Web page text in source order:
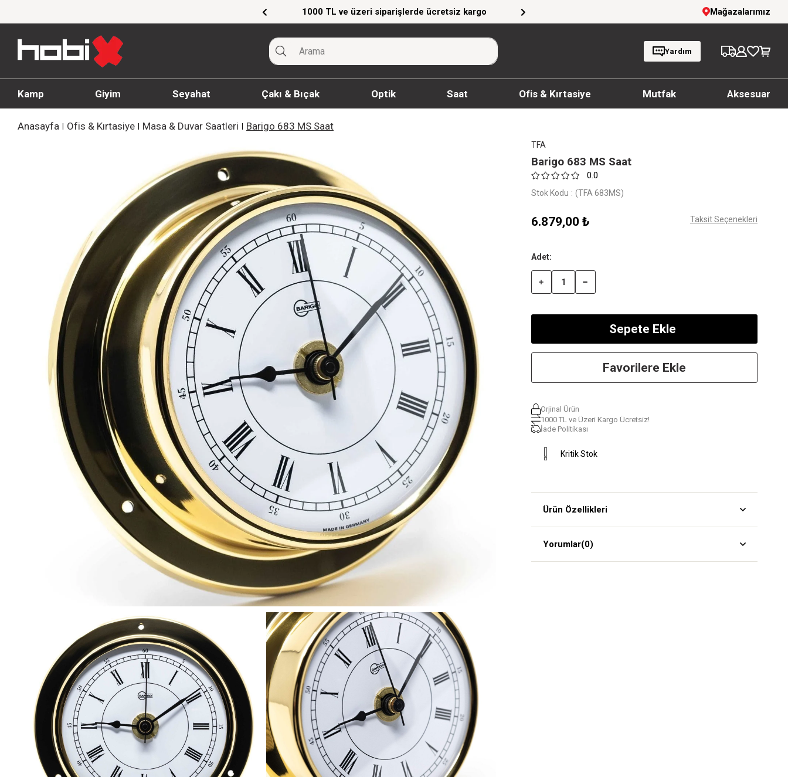
Giyim Ürünlerinde %20'ye Varan İndirim! 1000 TL ve üzeri siparişlerde ücretsiz kargo
Mağazalarımız
Yardım
Kamp Giyim Seyahat Çakı & Bıçak Optik Saat Ofis & Kırtasiye Mutfak Aksesuar
Anasayfa Ofis & Kırtasiye Masa & Duvar Saatleri Barigo 683 MS Saat
TFA
Barigo 683 MS Saat
0.0
Stok Kodu (TFA 683MS)
6.879,00 ₺ Taksit Seçenekleri
Favorilere Ekle
Orjinal Ürün
1000 TL ve Üzeri Kargo Ücretsiz!
İade Politikası
Kritik Stok
Ürün Özellikleri
Yorumlar(0)